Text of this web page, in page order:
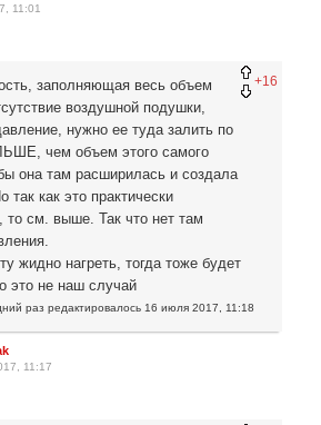
11:01
+16
заполняющая весь объем
воздушной подушки,
нужно ее туда залить по
чем объем этого самого
она там расширилась и создала
так как это практически
то см. выше. Так что нет там
жидно нагреть, тогда тоже будет
это не наш случай
раз редактировалось 16 июля 2017, 11:18
11:17